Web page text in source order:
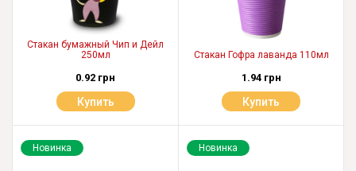
Стакан бумажный Чип и Дейл
250мл
0.92 грн
Купить
Стакан Гофра лаванда 110мл
1.94 грн
Купить
Новинка Новинка